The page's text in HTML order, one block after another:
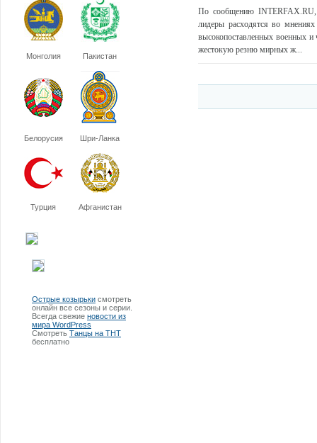
Монголия Пакистан
Белорусия Шри-Ланка
Турция Афганистан
Острые козырьки смотреть
онлайн все сезоны и серии.
Всегда свежие новости из
мира WordPress
Смотреть Танцы на ТНТ
бесплатно
По сообщению INTERFAX.RU,
лидеры расходятся во
высокопоставленных военных
жестокую резню мирных ж...